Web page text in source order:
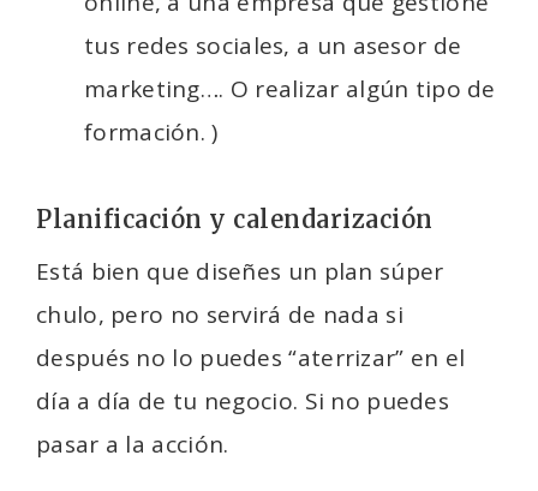
tus redes sociales, a un asesor de
marketing…. O realizar algún tipo de
formación. )
Planificación y calendarización
Está bien que diseñes un plan súper
chulo, pero no servirá de nada si
después no lo puedes “aterrizar” en el
día a día de tu negocio. Si no puedes
pasar a la acción.